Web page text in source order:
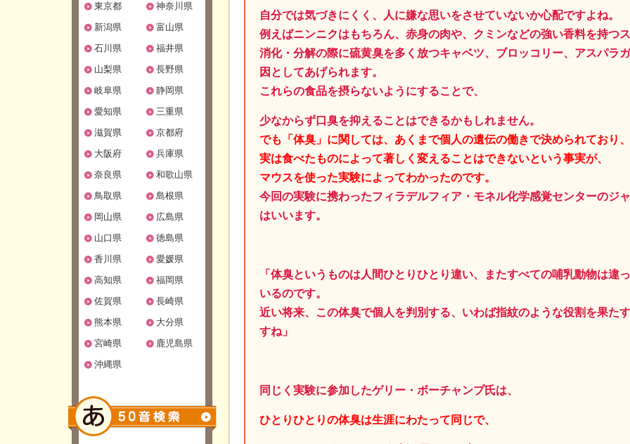
東京都
神奈川県
新潟県
富山県
石川県
福井県
山梨県
長野県
岐阜県
静岡県
愛知県
三重県
滋賀県
京都府
大阪府
兵庫県
奈良県
和歌山県
鳥取県
島根県
岡山県
広島県
山口県
徳島県
香川県
愛媛県
高知県
福岡県
佐賀県
長崎県
熊本県
大分県
宮崎県
鹿児島県
沖縄県
自分では気づきにくく、人に嫌な思いをさせていないか心配ですよね。
例えばニンニクはもちろん、赤身の肉や、クミンなどの強い香料を持つス
消化・分解の際に硫黄臭を多く放つキャベツ、ブロッコリー、アスパラ
因としてあげられます。
これらの食品を摂らないようにすることで、
少なからず口臭を抑えることはできるかもしれません。
でも「体臭」に関しては、あくまで個人の遺伝の働きで決められており、
実は食べたものによって著しく変えることはできないという事実が、
マウスを使った実験によってわかったのです。
今回の実験に携わったフィラデルフィア・モネル化学感覚センターのジ
はいいます。
「体臭というものは人間ひとりひとり違い、またすべての哺乳動物は違
いるのです。
近い将来、この体臭で個人を判別する、いわば指紋のような役割を果た
すね」
同じく実験に参加したゲリー・ボーチャンプ氏は、
ひとりひとりの体臭は生涯にわたって同じで、